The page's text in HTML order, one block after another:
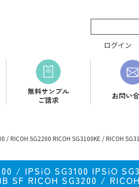
ログイン
無料サンプル
ご請求
お問い
SG2200 RICOH SG3100KE / RICOH
/ IPSiO SG3100 IPSiO
SF RICOH SG3200 /